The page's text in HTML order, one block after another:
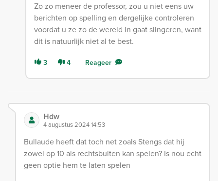
Zo zo meneer de professor, zou u niet eens uw
berichten op spelling en dergelijke controleren
voordat u ze zo de wereld in gaat slingeren, want
dit is natuurlijk niet al te best.
3 4 Reageer
Hdw
4 augustus 2024 14:53
Bullaude heeft dat toch net zoals Stengs dat hij
zowel op 10 als rechtsbuiten kan spelen? Is nou echt
geen optie hem te laten spelen